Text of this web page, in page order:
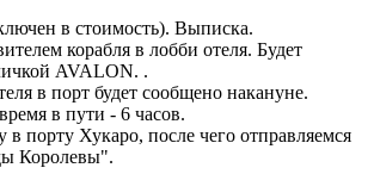
в стоимость). Выписка.
корабля в лобби отеля. Будет
AVALON. .
в порт будет сообщено накануне.
в пути - 6 часов.
в порту Хукаро, после чего отправляемся
Королевы".